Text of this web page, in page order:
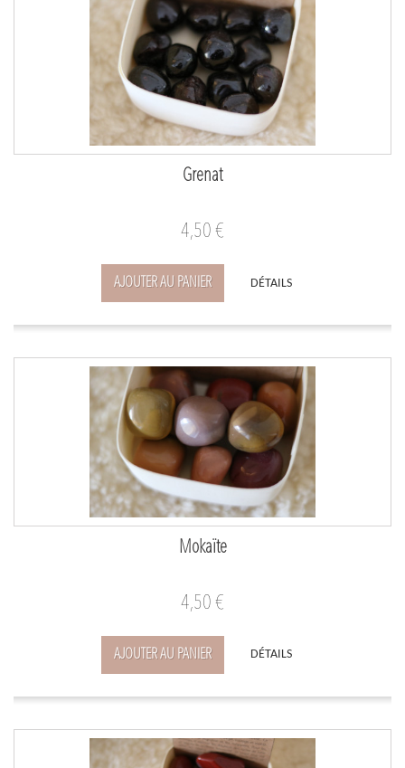
Grenat
4,50 €
AJOUTER AU PANIER DÉTAILS
Mokaïte
4,50 €
AJOUTER AU PANIER DÉTAILS